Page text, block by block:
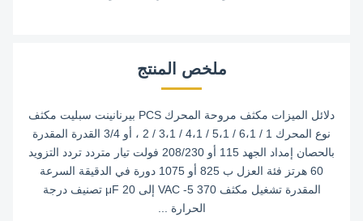
ملخص المنتج
دلائل الميزات مكثف مروحة المحرك PCS بيرنانينت سبليت مكثف
نوع المحرك 1 / 6،1 / 5،1 / 4،1 / 3،1 / 2 ، أو 3/4 القدرة المقدرة
بالحصان إمداد الجهد 115 أو 208/230 فولت تيار متردد تردد التزويد
60 هرتز فئة العزل ب 825 أو 1075 دورة في الدقيقة السرعة
المقدرة تشغيل مكثف 370 VAC -5 إلى 20 μF تصنيف درجة
الحرارة ...